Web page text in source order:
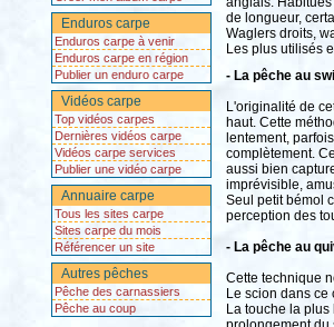
Enduros carpe
Enduros carpe à venir
Enduros carpe en région
Publier un enduro carpe
Vidéos carpe
Top vidéos carpes
Dernières vidéos carpe
Vidéos carpe services
Publier une vidéo carpe
Annuaire carpe
Tous les sites carpe
Sites carpe du mois
Référencer un site
Autres pêches
Pêche des carnassiers
Pêche au coup
de longueur,
Waglers droits,
Les plus utilisés
- La pêche au
L'originalité de
haut. Cette
lentement,
complètement.
aussi bien
imprévisible,
Seul petit bémol
perception des
- La pêche au
Cette technique
Le scion dans ce
La touche la